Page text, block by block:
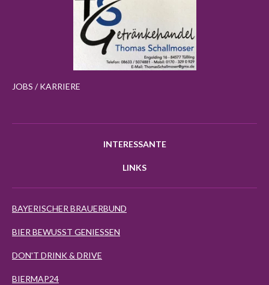
JOBS / KARRIERE
INTERESSANTE
LINKS
BAYERISCHER BRAUERBUND
BIER BEWUSST GENIESSEN
DON'T DRINK & DRIVE
BIERMAP24